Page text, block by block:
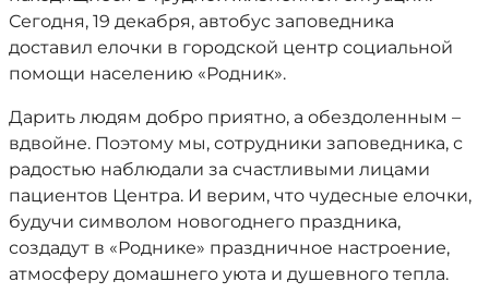
Сегодня, 19 декабря, автобус заповедника
доставил елочки в городской центр социальной
помощи населению «Родник».
Дарить людям добро приятно, а обездоленным –
вдвойне. Поэтому мы, сотрудники заповедника, с
радостью наблюдали за счастливыми лицами
пациентов Центра. И верим, что чудесные елочки,
будучи символом новогоднего праздника,
создадут в «Роднике» праздничное настроение,
атмосферу домашнего уюта и душевного тепла.